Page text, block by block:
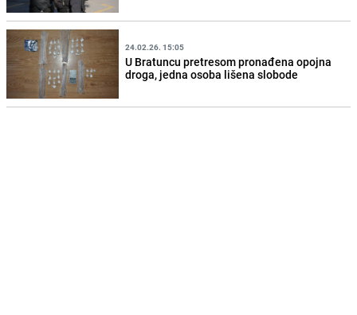
24.02.26. 15:05
U Bratuncu pretresom pronađena opojna
droga, jedna osoba lišena slobode